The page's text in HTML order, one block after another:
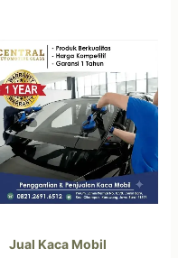
Jual Kaca Mobil